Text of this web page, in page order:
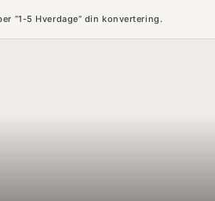
”1-5 Hverdage” din konvertering.